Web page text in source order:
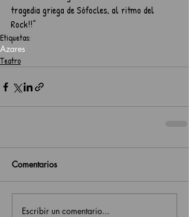
tragedia griega de Sófocles, al ritmo del
Rock!!”
Etiquetas:
Azares
Teatro
Comentarios
Escribir un comentario...